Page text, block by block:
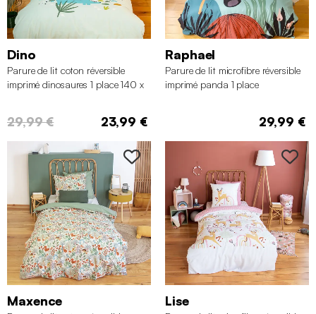
Dino
Parure de lit coton réversible
imprimé dinosaures 1 place 140 x
29,99 € 23,99 €
Raphael
Parure de lit microfibre réversible
imprimé panda 1 place
29,99 €
Maxence Lise